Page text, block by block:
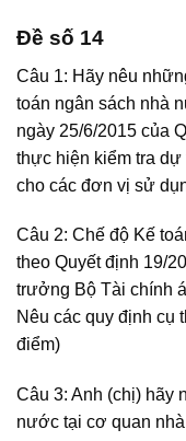
Đề số 14
Câu 1: Hãy nêu
toán ngân sách nhà
ngày 25/6/2015 của
thực hiện kiểm tra
cho các đơn vị sử
Câu 2: Chế độ Kế
theo Quyết định 19/
trưởng Bộ Tài chính
Nêu các quy định cụ
điểm)
Câu 3: Anh (chị) hãy
nước tại cơ quan